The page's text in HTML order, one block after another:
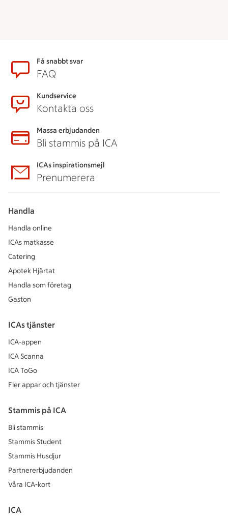
SidfotFå snabbt svar
FAQ
Kundservice
Kontakta oss
Massa erbjudanden
Bli stammis på ICA
ICAs inspirationsmejl
Prenumerera
Handla
Handla online
ICAs matkasse
Catering
Apotek Hjärtat
Handla som företag
Gaston
ICAs tjänster
ICA-appen
ICA Scanna
ICA ToGo
Fler appar och tjänster
Stammis på ICA
Bli stammis
Stammis Student
Stammis Husdjur
Partnererbjudanden
Våra ICA-kort
ICA